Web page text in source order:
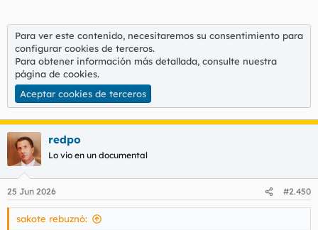
Para ver este contenido, necesitaremos su consentimiento para
configurar cookies de terceros.
Para obtener información más detallada, consulte nuestra
página de cookies.
Aceptar cookies de terceros
redpo
Lo vio en un documental
25 Jun 2026 #2.450
sakote rebuznó: